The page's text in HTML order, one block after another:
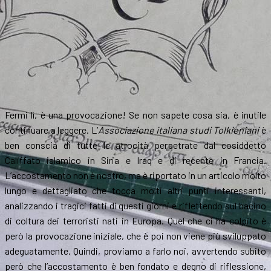
Fermi lì, è una provocazione! Se non sapete cosa sia, è inutile
continuare a leggere. L’Associazione italiana studi Tolkienianiè
ben conscia di tutte le atrocità perpetrate dal cosiddetto
Califfato islamico in Siria e Iraq e di recente in Francia.
L’accostamento non è nostro, ma è riportato in un articolo molto
lungo e dettagliato che tocca molti altri punti interessanti,
analizzando i tragici fatti di questi giorni e riflettendo sul bacino
di coltura dei terroristi nati in Europa. Quel che ci ha colpito è
però la provocazione iniziale, che è poi non viene più sviluppato
adeguatamente. Quindi, proviamo a farlo noi, avvertendo subito
però che l’accostamento è ben fondato e degno di riflessione,